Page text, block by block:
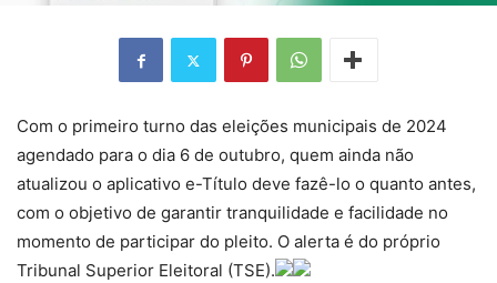
Com o primeiro turno das eleições municipais de 2024
agendado para o dia 6 de outubro, quem ainda não
atualizou o aplicativo e-Título deve fazê-lo o quanto antes,
com o objetivo de garantir tranquilidade e facilidade no
momento de participar do pleito. O alerta é do próprio
Tribunal Superior Eleitoral (TSE).